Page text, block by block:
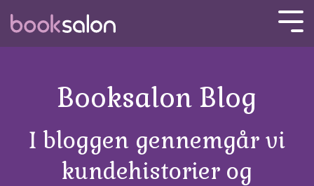
the
main
Booksalon Blog
I bloggen gennemgår vi
kundehistorier og